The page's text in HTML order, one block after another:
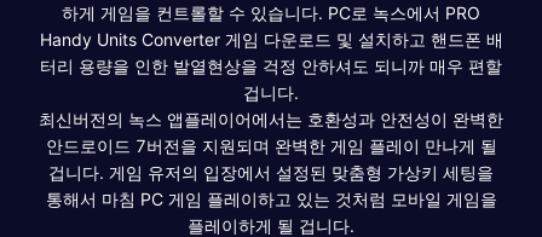
하게 게임을 컨트롤할 수 있습니다. PC로 녹스에서 PRO
Handy Units Converter 게임 다운로드 및 설치하고 핸드폰 배
터리 용량을 인한 발열현상을 걱정 안하셔도 되니까 매우 편할
겁니다.
최신버전의 녹스 앱플레이어에서는 호환성과 안전성이 완벽한
안드로이드 7버전을 지원되며 완벽한 게임 플레이 만나게 될
겁니다. 게임 유저의 입장에서 설정된 맞춤형 가상키 세팅을
통해서 마침 PC 게임 플레이하고 있는 것처럼 모바일 게임을
플레이하게 될 겁니다.